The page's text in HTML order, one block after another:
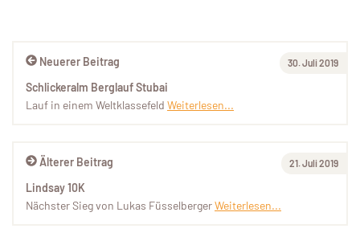
Älterer Beitrag 21. Juli 2019
Lindsay 10K
Nächster Sieg von Lukas FüsselbergerWeiterlesen...
Neuerer Beitrag 30. Juli 2019
Schlickeralm Berglauf Stubai
Lauf in einem Weltklassefeld Weiterlesen...